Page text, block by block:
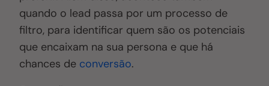
quando o lead passa por um processo de
filtro, para identificar quem são os potenciais
que encaixam na sua persona e que há
chances de conversão.